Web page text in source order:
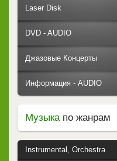
Laser Disk
DVD - AUDIO
Джазовые Концерты
Информация - AUDIO
Музыкапо жанрам
Instrumental, Orchestra